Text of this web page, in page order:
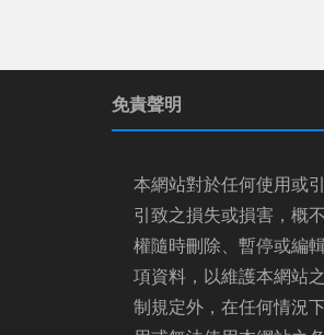
免責聲明
本網站對於任何使用或
引致之損失或損害，概
權隨時刪除、暫停或編
項資料，以維護本網站
制規定外，在任何情況